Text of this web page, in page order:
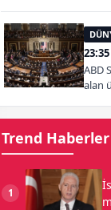
23:35
ABD
alan
Trend Haberler
1